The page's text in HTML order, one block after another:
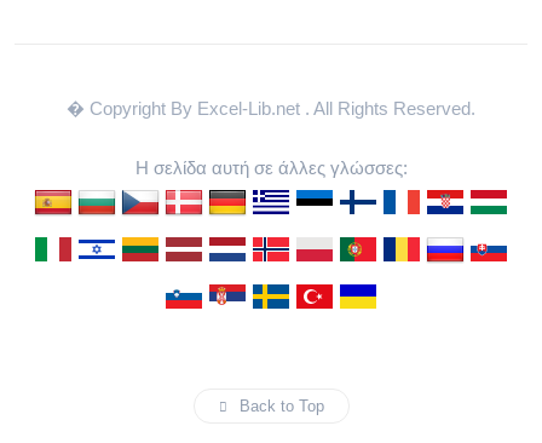
� Copyright By Excel-Lib.net . All Rights Reserved.
Η σελίδα αυτή σε άλλες γλώσσες:
Back to Top